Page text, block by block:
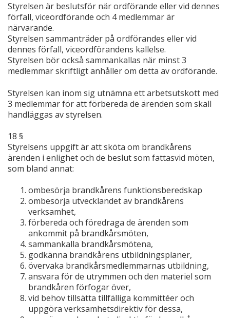
Styrelsen är beslutsför när ordförande eller vid dennes
förfall, viceordförande och 4 medlemmar är
närvarande.
Styrelsen sammanträder på ordförandes eller vid
dennes förfall, viceordförandens kallelse.
Styrelsen bör också sammankallas när minst 3
medlemmar skriftligt anhåller om detta av ordförande.
Styrelsen kan inom sig utnämna ett arbetsutskott med
3 medlemmar för att förbereda de ärenden som skall
handläggas av styrelsen.
18 §
Styrelsens uppgift är att sköta om brandkårens
ärenden i enlighet och de beslut som fattasvid möten,
som bland annat:
ombesörja brandkårens funktionsberedskap
ombesörja utvecklandet av brandkårens
verksamhet,
förbereda och föredraga de ärenden som
ankommit på brandkårsmöten,
sammankalla brandkårsmötena,
godkänna brandkårens utbildningsplaner,
övervaka brandkårsmedlemmarnas utbildning,
ansvara för de utrymmen och den materiel som
brandkåren förfogar över,
vid behov tillsätta tillfälliga kommittéer och
uppgöra verksamhetsdirektiv för dessa,